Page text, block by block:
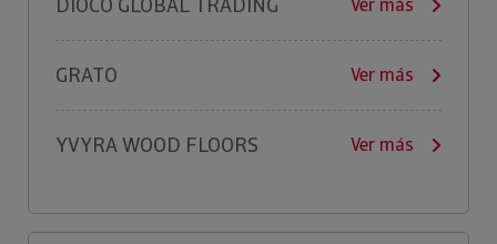
Ver más
GRATO Ver más
YVYRA WOOD FLOORS Ver más